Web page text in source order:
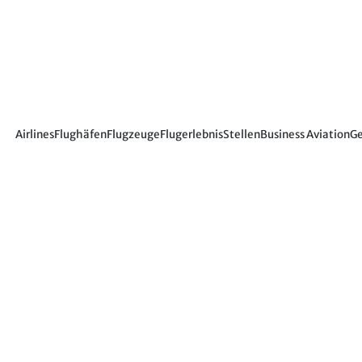
AirlinesFlughäfenFlugzeugeFlugerlebnisStellenBusiness Aviation